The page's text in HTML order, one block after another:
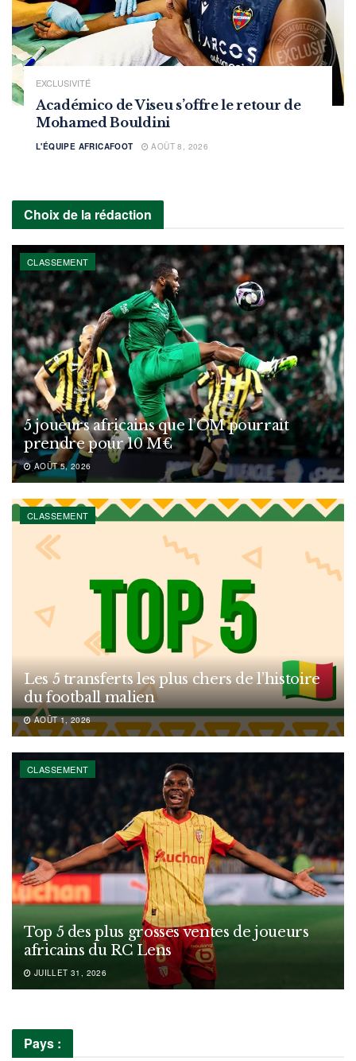
EXCLUSIVITÉ
Académico de Viseu s’offre le retour de
Mohamed Bouldini
L'ÉQUIPE AFRICAFOOT AOÛT 8, 2026
Choix de la rédaction
CLASSEMENT
5 joueurs africains que l’OM pourrait
prendre pour 10 M€
AOÛT 5, 2026
CLASSEMENT
Les 5 transferts les plus chers de l’histoire
du football malien
AOÛT 1, 2026
CLASSEMENT
Top 5 des plus grosses ventes de joueurs
africains du RC Lens
JUILLET 31, 2026
Pays :